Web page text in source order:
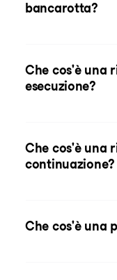
bancarotta?
Che cos'è una
esecuzione?
Che cos'è una
continuazione?
Che cos'è una